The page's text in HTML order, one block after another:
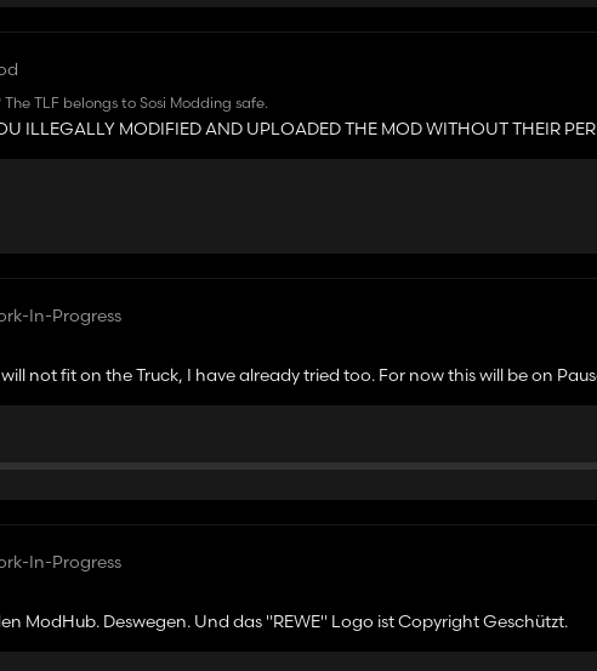
TLF belongs to Sosi Modding safe.
ILLEGALLY MODIFIED AND UPLOADED THE MOD WITHOUT THEIR
In-Progress
not fit on the Truck, I have already tried too. For now this will be on
In-Progress
ModHub. Deswegen. Und das "REWE" Logo ist Copyright Geschützt.